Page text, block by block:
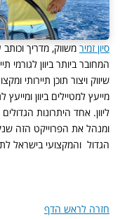
סיון זמיר
המחובר ביותר ביוון לגורמי
שיווק ויצור תוכן תיירותי
מייעץ למטיילים ביוון
ליוון. אחד היתרונות
ומנהל את הפרוייקט הזה
הגדול והמקצועי בישראל
חזרה לראש הדף